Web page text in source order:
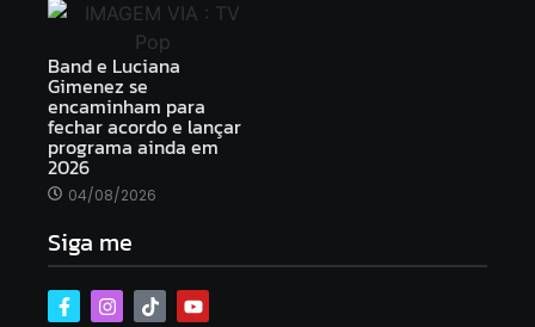
Band e Luciana
Gimenez se
encaminham para
fechar acordo e lançar
programa ainda em
2026
04/08/2026
Siga me